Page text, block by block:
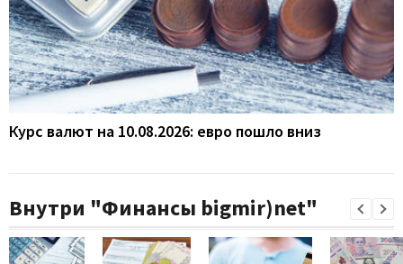
Курс валют на 10.08.2026: евро пошло вниз
Внутри "Финансы bigmir)net"